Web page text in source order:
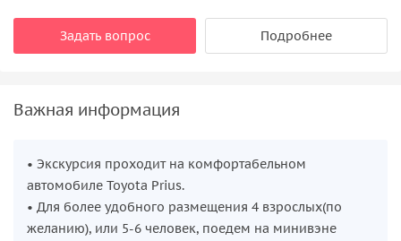
Задать вопрос Подробнее
Важная информация
• Экскурсия проходит на комфортабельном
автомобиле Toyota Prius.
• Для более удобного размещения 4 взрослых(по
желанию), или 5-6 человек, поедем на минивэне